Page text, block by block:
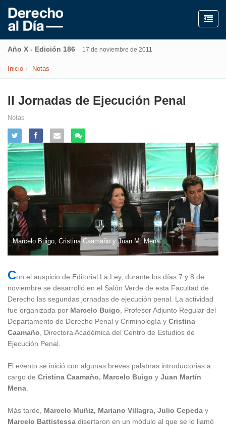
Año X - Edición 186 17 de noviembre de 2011
Inicio Notas
II Jornadas de Ejecución Penal
Notas
Marcelo Buigo, Cristina Caamaño y Juan M. Mena
Con el auspicio de Editorial La Ley, durante los días 7 y 8 de
noviembre se desarrolló en el Salón Verde de esta Facultad de
Derecho las segundas jornadas de ejecución penal. La actividad
fue organizada por Marcelo Buigo , Profesor Adjunto Regular del
Departamento de Derecho Penal y Criminología y Cristina
Caamaño , Directora Académica del Centro de Estudios de
Ejecución Penal.
El evento se inició con algunas breves palabras introductorias a
cargo de Cristina Caamaño, Marcelo Buigo y Juan Martín
Mena
Más tarde, Marcelo Muñiz, Mariano Villagra, Julio Cepeda y
Marcelo Battistessa disertaron en un módulo al que se lo llamó